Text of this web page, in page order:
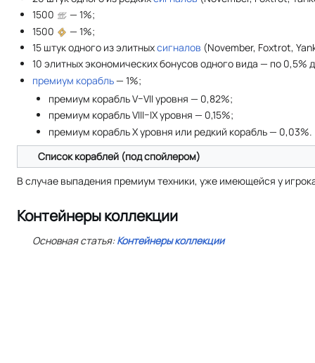
1500
— 1%;
1500
— 1%;
15 штук одного из элитныхсигналов (November, Foxtrot,
10 элитных экономических бонусов одного вида — по 0,5%
премиум корабль— 1%;
премиум корабль V–VII уровня — 0,82%;
премиум корабль VIII–IX уровня — 0,15%;
премиум корабль Х уровня или редкий корабль — 0,03%.
Список кораблей (под спойлером)
В случае выпадения премиум техники, уже имеющейся у
Контейнеры коллекции
Основная статья:Контейнеры коллекции